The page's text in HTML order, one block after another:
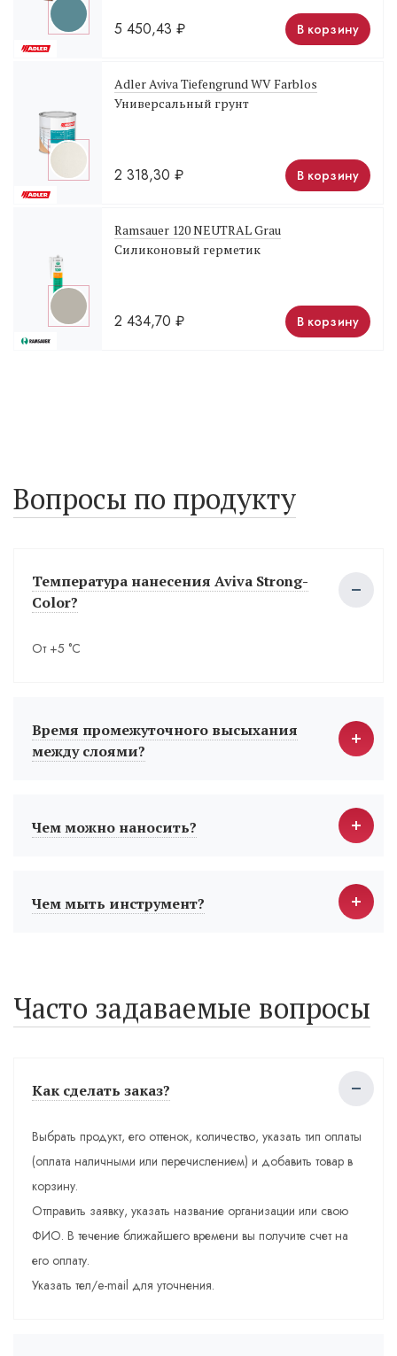
5 450,43 ₽ В корзину
Adler Aviva Tiefengrund WV Farblos
Универсальный грунт
2 318,30 ₽ В корзину
Ramsauer 120 NEUTRAL Grau
Силиконовый герметик
2 434,70 ₽ В корзину
Вопросы по продукту
Температура нанесения Aviva Strong-
Color?
От +5 °С
Время промежуточного высыхания
между слоями?
Чем можно наносить?
Чем мыть инструмент?
Часто задаваемые вопросы
Как сделать заказ?
Выбрать продукт, его оттенок, количество, указать тип оплаты
(оплата наличными или перечислением) и добавить товар в
корзину.
Отправить заявку, указать название организации или свою
ФИО. В течение ближайшего времени вы получите счет на
его оплату.
Указать тел/e-mail для уточнения.